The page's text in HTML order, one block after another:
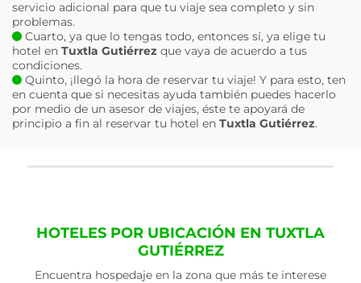
servicio adicional para que tu viaje sea completo y sin
problemas.
Cuarto, ya que lo tengas todo, entonces sí, ya elige tu
hotel en Tuxtla Gutiérrez que vaya de acuerdo a tus
condiciones.
Quinto, ¡llegó la hora de reservar tu viaje! Y para esto, ten
en cuenta que si necesitas ayuda también puedes hacerlo
por medio de un asesor de viajes, éste te apoyará de
principio a fin al reservar tu hotel en Tuxtla Gutiérrez.
HOTELES POR UBICACIÓN EN TUXTLA
GUTIÉRREZ
Encuentra hospedaje en la zona que más te interese